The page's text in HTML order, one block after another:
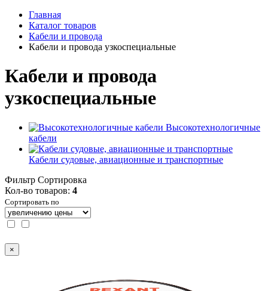
Главная
Каталог товаров
Кабели и провода
Кабели и провода узкоспециальные
Кабели и провода
узкоспециальные
Высокотехнологичные
кабели
Кабели судовые, авиационные и транспортные
Фильтр Сортировка
Кол-во товаров: 4
Сортировать по
×